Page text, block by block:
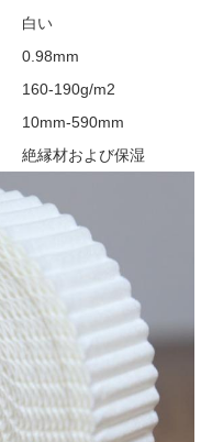
白い
0.98mm
160-190g/m2
10mm-590mm
絶縁材および保湿